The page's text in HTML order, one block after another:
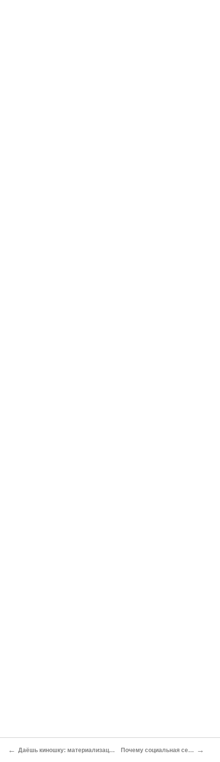
← Даёшь киношку: материализация магнитных вихрей-скирмионов может пригодиться при переходе на видеоформат 4К Михаил Ваннах Почему социальная сеть Google+ лучше, чем Facebook: восемь очевидных преимуществ Олег Нечай →